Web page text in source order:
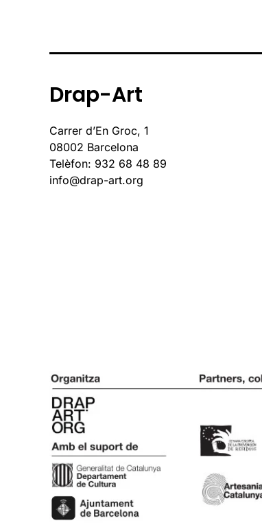
Drap-Art
Carrer d’En Groc, 1
08002 Barcelona
Telèfon: 932 68 48 89
info@drap-art.org